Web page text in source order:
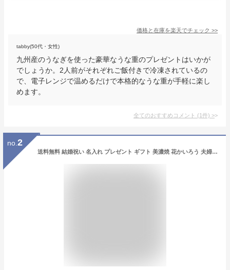
価格と在庫を楽天でチェック >>
tabby(50代・女性)
九州産のうなぎを使った豪華なうな重のプレゼントはいかが
でしょうか。2人前がそれぞれご飯付きで冷凍されているの
で、電子レンジで温めるだけで本格的なうな重が手軽に楽し
めます。
全てのおすすめコメント (1件) >
no. 2
送料無料 結婚祝い 名入れ プレゼント ギフト 美濃焼 花かいろう 夫婦膳セット | 夫婦茶碗 箸 セット 汁椀 セット 食器 贈り物 ペア 茶碗 湯呑み 箸 かわいい モダン おしゃれ めおと 新婚 新生活 父 母 還暦 両親 誕生日 男性 女性 孫 母の日 2024